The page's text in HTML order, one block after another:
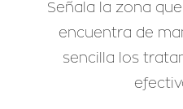
Señala la zona
encuentra de
sencilla los